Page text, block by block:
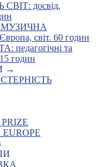
досвід,
МУЗИЧНА
світ. 60 годин
та
годин
→